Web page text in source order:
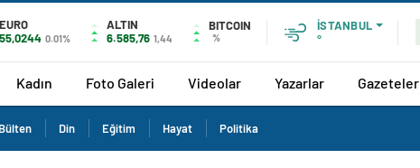
EURO
55,0244 0.01%
ALTIN
6.585,76 1,44
BITCOIN
%
İSTANBUL
°
Kadın Foto Galeri Videolar Yazarlar Gazeteler
Bülten Din Eğitim Hayat Politika